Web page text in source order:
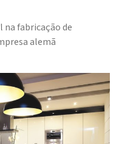
na fabricação de
alemã